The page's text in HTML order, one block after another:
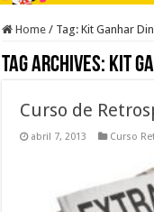
Home / Tag:Kit Ganhar
Tag Archives: Kit
Curso de
abril 7, 2013 Curso